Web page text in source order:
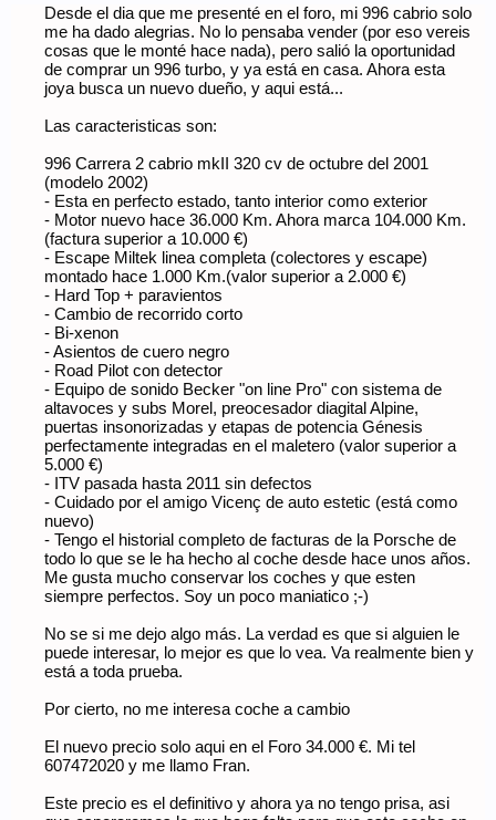
Desde el dia que me presenté en el foro, mi 996 cabrio solo
me ha dado alegrias. No lo pensaba vender (por eso vereis
cosas que le monté hace nada), pero salió la oportunidad
de comprar un 996 turbo, y ya está en casa. Ahora esta
joya busca un nuevo dueño, y aqui está...
Las caracteristicas son:
996 Carrera 2 cabrio mkII 320 cv de octubre del 2001
(modelo 2002)
- Esta en perfecto estado, tanto interior como exterior
- Motor nuevo hace 36.000 Km. Ahora marca 104.000 Km.
(factura superior a 10.000 €)
- Escape Miltek linea completa (colectores y escape)
montado hace 1.000 Km.(valor superior a 2.000 €)
- Hard Top + paravientos
- Cambio de recorrido corto
- Bi-xenon
- Asientos de cuero negro
- Road Pilot con detector
- Equipo de sonido Becker "on line Pro" con sistema de
altavoces y subs Morel, preocesador diagital Alpine,
puertas insonorizadas y etapas de potencia Génesis
perfectamente integradas en el maletero (valor superior a
5.000 €)
- ITV pasada hasta 2011 sin defectos
- Cuidado por el amigo Vicenç de auto estetic (está como
nuevo)
- Tengo el historial completo de facturas de la Porsche de
todo lo que se le ha hecho al coche desde hace unos años.
Me gusta mucho conservar los coches y que esten
siempre perfectos. Soy un poco maniatico ;-)
No se si me dejo algo más. La verdad es que si alguien le
puede interesar, lo mejor es que lo vea. Va realmente bien y
está a toda prueba.
Por cierto, no me interesa coche a cambio
El nuevo precio solo aqui en el Foro 34.000 €. Mi tel
607472020 y me llamo Fran.
Este precio es el definitivo y ahora ya no tengo prisa, asi